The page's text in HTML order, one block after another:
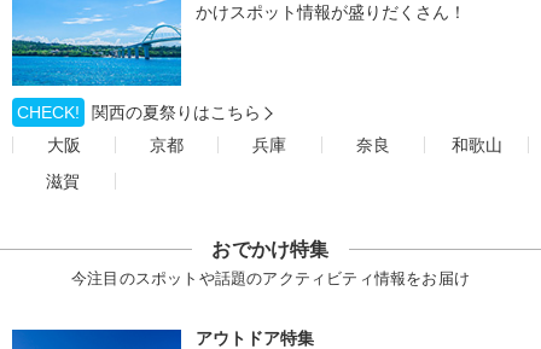
かけスポット情報が盛りだくさん！
CHECK!
関西の夏祭りはこちら
大阪
京都 兵庫 奈良
和歌山
滋賀
おでかけ特集
今注目のスポットや話題のアクティビティ情報をお届け
アウトドア特集